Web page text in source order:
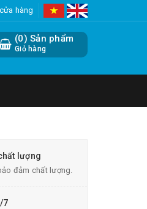
hàng
(0) Sản phẩm
Giỏ hàng
lượng
đảm chất lượng.
7